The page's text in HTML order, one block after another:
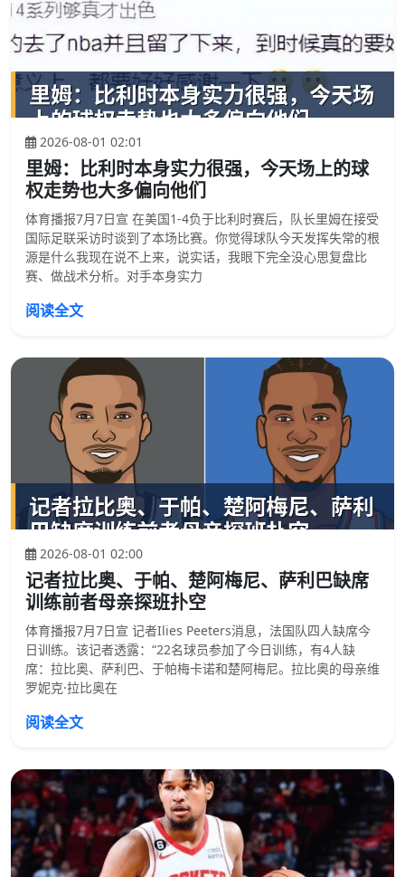
2026-08-01 02:01
里姆：比利时本身实力很强，今天场上的球
权走势也大多偏向他们
体育播报7月7日宣 在美国1-4负于比利时赛后，队长里姆在接受
国际足联采访时谈到了本场比赛。你觉得球队今天发挥失常的根
源是什么我现在说不上来，说实话，我眼下完全没心思复盘比
赛、做战术分析。对手本身实力
阅读全文
2026-08-01 02:00
记者拉比奥、于帕、楚阿梅尼、萨利巴缺席
训练前者母亲探班扑空
体育播报7月7日宣 记者Ilies Peeters消息，法国队四人缺席今
日训练。该记者透露：“22名球员参加了今日训练，有4人缺
席：拉比奥、萨利巴、于帕梅卡诺和楚阿梅尼。拉比奥的母亲维
罗妮克·拉比奥在
阅读全文